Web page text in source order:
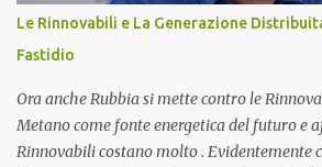
implicazioni che il suo corretto utilizzo ha
sull'affidabilità dell'intero sistema. Cos'è un
Come Funziona? Il toroide (o meter) è un
Le Rinnovabili e La Generazione
Fastidio
Ora anche Rubbia si mette contro le
Metano come fonte energetica del futuro e
Rinnovabili costano molto . Evidentemente